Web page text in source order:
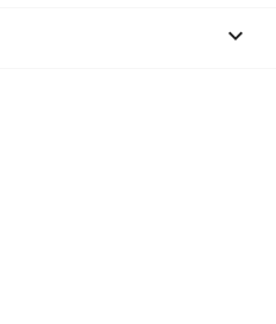
keyboard_arrow_down